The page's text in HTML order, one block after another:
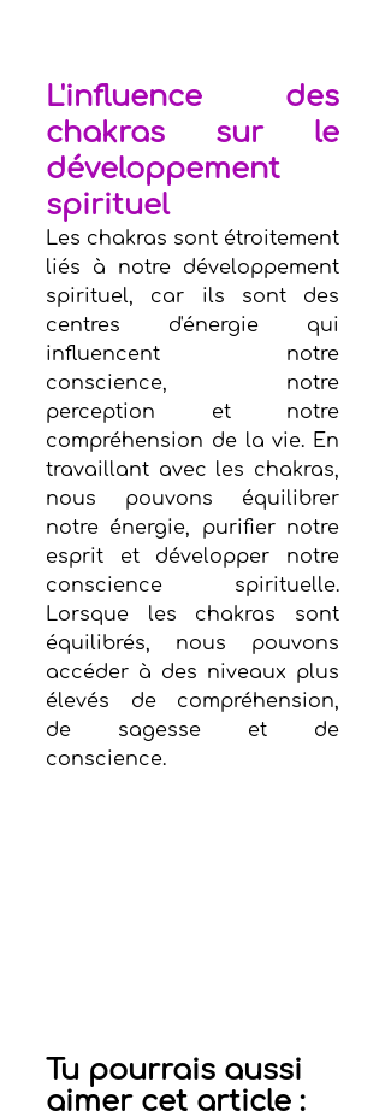
L'influence des
chakras sur le
développement
spirituel
Les chakras sont étroitement
liés à notre développement
spirituel, car ils sont des
centres d'énergie qui
influencent notre
conscience, notre
perception et notre
compréhension de la vie. En
travaillant avec les chakras,
nous pouvons équilibrer
notre énergie, purifier notre
esprit et développer notre
conscience spirituelle.
Lorsque les chakras sont
équilibrés, nous pouvons
accéder à des niveaux plus
élevés de compréhension,
de sagesse et de
conscience.
Tu pourrais aussi
aimer cet article :